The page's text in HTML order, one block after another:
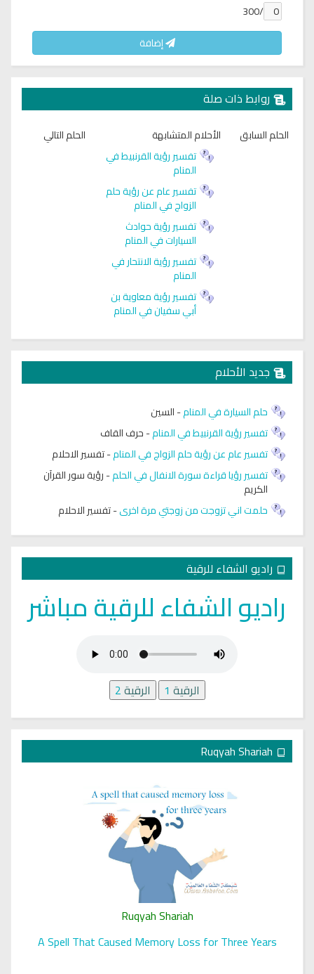
/300
إضافة
روابط ذات صلة
الحلم السابق
الأحلام المتشابهة
تفسير رؤية القرنبيط في
المنام
تفسير عام عن رؤية حلم
الزواج في المنام
تفسير رؤية حوادث
السيارات في المنام
تفسير رؤية الانتحار في
المنام
تفسير رؤية معاوية بن
أبي سفيان في المنام
الحلم التالي
جديد الأحلام
حلم السيارة في المنام-السين
تفسير رؤية القرنبيط في المنام-حرف القاف
تفسير عام عن رؤية حلم الزواج في المنام-تفسير الاحلام
تفسير رؤيا قراءة سورة الانفال في الحلم-رؤية سور القرآن
الكريم
حلمت اني تزوجت من زوجتي مرة اخرى-تفسير الاحلام
راديو الشفاء للرقية
راديو الشفاء للرقية مباشر
الرقية 1 الرقية2
Ruqyah Shariah
A Spell That Caused Memory Loss for Three Years